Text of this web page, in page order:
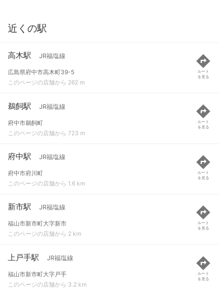
近くの駅
高木駅 JR福塩線
広島県府中市高木町39-5
このページの店舗から 262 m
ルート
を見る
鵜飼駅 JR福塩線
府中市鵜飼町
このページの店舗から 723 m
ルート
を見る
府中駅 JR福塩線
府中市府川町
このページの店舗から 1.6 km
ルート
を見る
新市駅 JR福塩線
福山市新市町大字新市
このページの店舗から 2 km
ルート
を見る
上戸手駅 JR福塩線
福山市新市町大字戸手
このページの店舗から 3.2 km
ルート
を見る